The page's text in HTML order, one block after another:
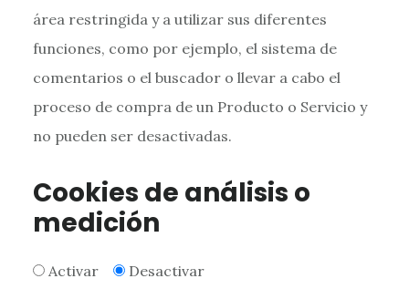
área restringida y a utilizar sus diferentes
funciones, como por ejemplo, el sistema de
comentarios o el buscador o llevar a cabo el
proceso de compra de un Producto o Servicio y
no pueden ser desactivadas.
Cookies de análisis o
medición
Activar
Desactivar